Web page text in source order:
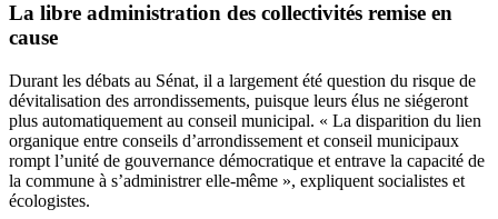
La libre administration des collectivités remise en
cause
Durant les débats au Sénat, il a largement été question du risque de
dévitalisation des arrondissements, puisque leurs élus ne siégeront
plus automatiquement au conseil municipal. « La disparition du lien
organique entre conseils d’arrondissement et conseil municipaux
rompt l’unité de gouvernance démocratique et entrave la capacité de
la commune à s’administrer elle-même », expliquent socialistes et
écologistes.